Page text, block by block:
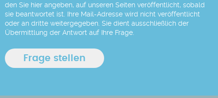
den Sie hier angeben, auf unseren Seiten veröffentlicht, sobald
sie beantwortet ist. Ihre Mail-Adresse wird nicht veröffentlicht
oder an dritte weitergegeben. Sie dient ausschließlich der
Übermittlung der Antwort auf Ihre Frage.